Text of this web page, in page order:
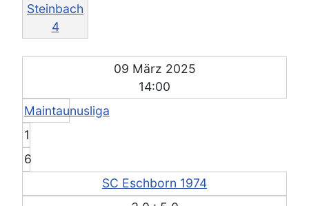
Steinbach
4
09 März 2025
14:00
Maintaunusliga
1
6
SC Eschborn 1974